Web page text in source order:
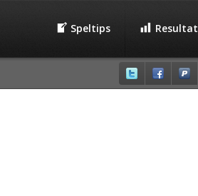
Speltips Resultat